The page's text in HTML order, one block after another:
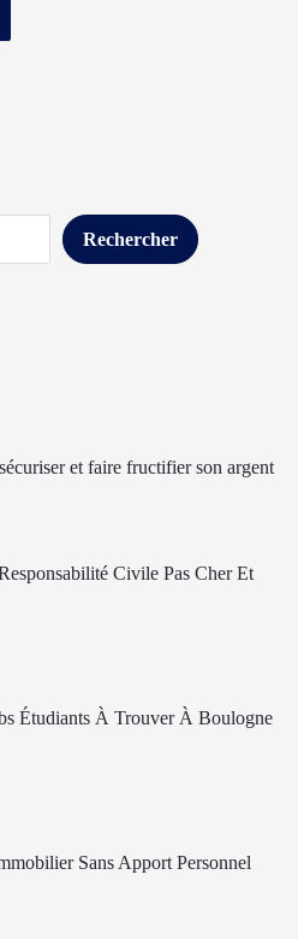
Rechercher
et faire fructifier son argent
Civile Pas Cher Et
Étudiants À Trouver À Boulogne
Sans Apport Personnel